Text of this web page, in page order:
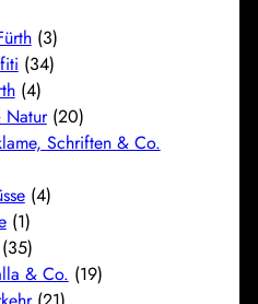
(3)
(34)
(4)
Natur(20)
Schriften & Co.
(4)
(1)
& Co. (19)